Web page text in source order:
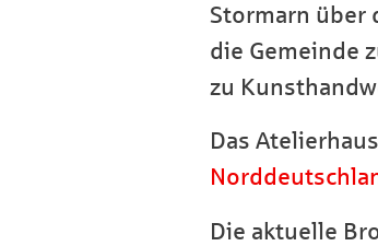
Stormarn über
die Gemeinde
zu
Das
Die aktuelle